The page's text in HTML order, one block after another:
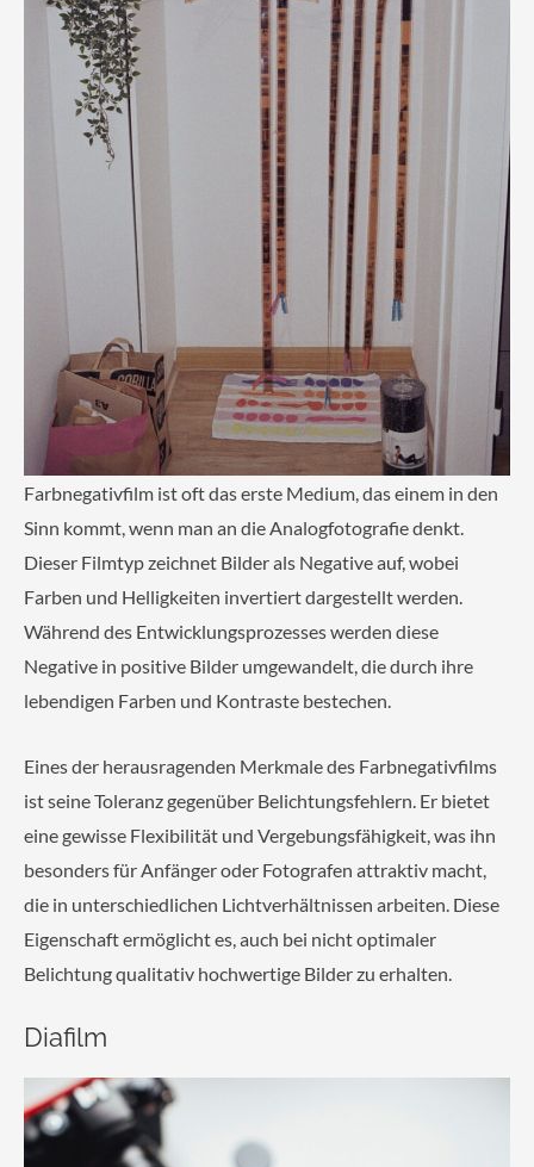
Farbnegativfilm ist oft das erste Medium, das einem in den
Sinn kommt, wenn man an die Analogfotografie denkt.
Dieser Filmtyp zeichnet Bilder als Negative auf, wobei
Farben und Helligkeiten invertiert dargestellt werden.
Während des Entwicklungsprozesses werden diese
Negative in positive Bilder umgewandelt, die durch ihre
lebendigen Farben und Kontraste bestechen.
Eines der herausragenden Merkmale des Farbnegativfilms
ist seine Toleranz gegenüber Belichtungsfehlern. Er bietet
eine gewisse Flexibilität und Vergebungsfähigkeit, was ihn
besonders für Anfänger oder Fotografen attraktiv macht,
die in unterschiedlichen Lichtverhältnissen arbeiten. Diese
Eigenschaft ermöglicht es, auch bei nicht optimaler
Belichtung qualitativ hochwertige Bilder zu erhalten.
Diafilm